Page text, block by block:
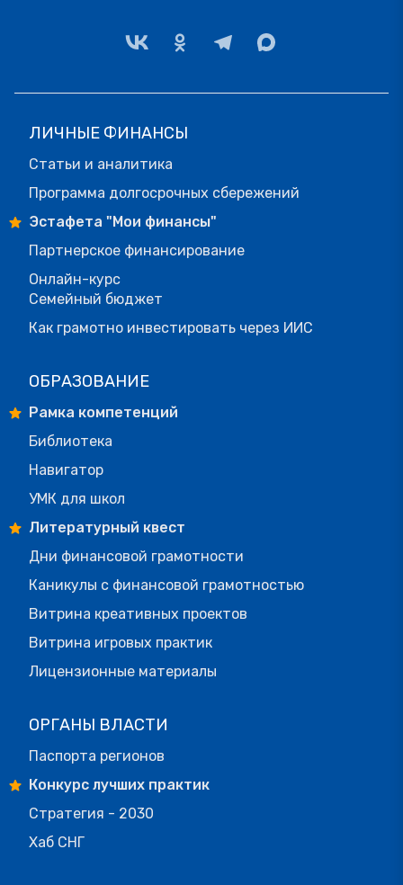
ЛИЧНЫЕ ФИНАНСЫ
Статьи и аналитика
Программа долгосрочных сбережений
Эстафета "Мои финансы"
Партнерское финансирование
Онлайн-курс
Семейный бюджет
Как грамотно инвестировать через ИИС
ОБРАЗОВАНИЕ
Рамка компетенций
Библиотека
Навигатор
УМК для школ
Литературный квест
Дни финансовой грамотности
Каникулы с финансовой грамотностью
Витрина креативных проектов
Витрина игровых практик
Лицензионные материалы
ОРГАНЫ ВЛАСТИ
Паспорта регионов
Конкурс лучших практик
Стратегия - 2030
Хаб СНГ